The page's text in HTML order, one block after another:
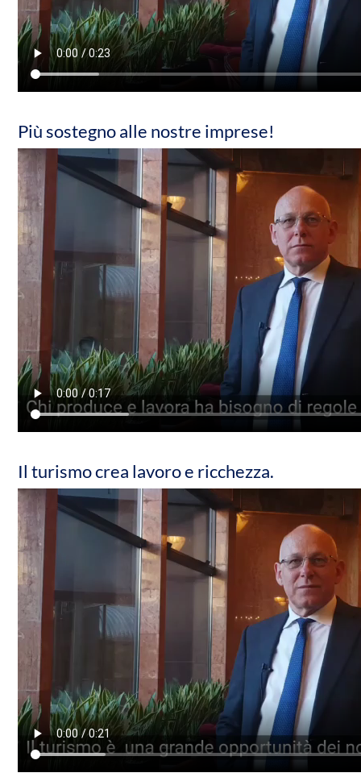
Più sostegno alle nostre imprese!
Il turismo crea lavoro e ricchezza.